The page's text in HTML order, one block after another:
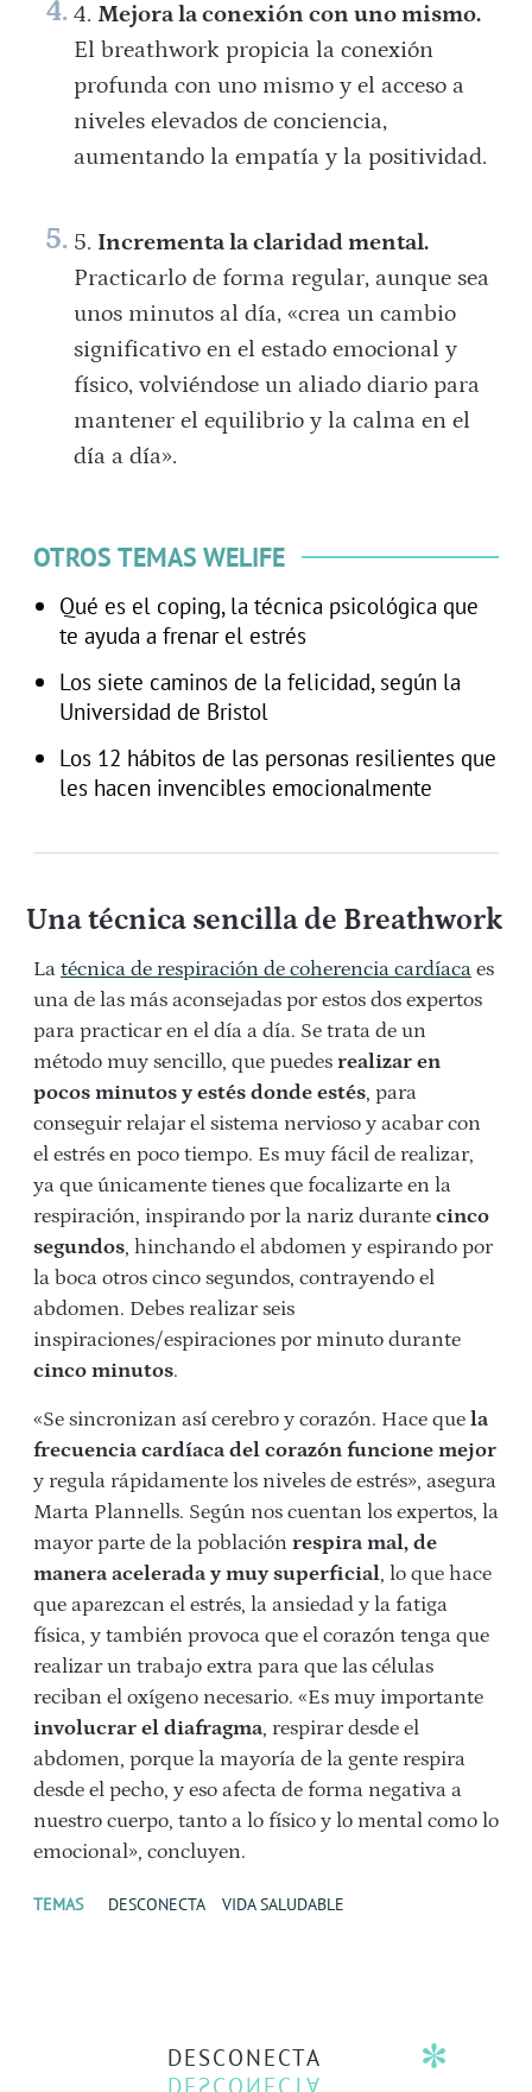
Mejora la conexión con uno mismo.
El breathwork propicia la conexión
profunda con uno mismo y el acceso a
niveles elevados de conciencia,
aumentando la empatía y la positividad.
Incrementa la claridad mental.
Practicarlo de forma regular, aunque sea
unos minutos al día, «crea un cambio
significativo en el estado emocional y
físico, volviéndose un aliado diario para
mantener el equilibrio y la calma en el
día a día».
OTROS TEMAS WELIFE
Qué es el coping, la técnica psicológica que
te ayuda a frenar el estrés
Los siete caminos de la felicidad, según la
Universidad de Bristol
Los 12 hábitos de las personas resilientes que
les hacen invencibles emocionalmente
Una técnica sencilla de Breathwork
La técnica de respiración de coherencia cardíaca es
una de las más aconsejadas por estos dos expertos
para practicar en el día a día. Se trata de un
método muy sencillo, que puedes realizar en
pocos minutos y estés donde estés, para
conseguir relajar el sistema nervioso y acabar con
el estrés en poco tiempo. Es muy fácil de realizar,
ya que únicamente tienes que focalizarte en la
respiración, inspirando por la nariz durante cinco
segundos, hinchando el abdomen y espirando por
la boca otros cinco segundos, contrayendo el
abdomen. Debes realizar seis
inspiraciones/espiraciones por minuto durante
cinco minutos.
«Se sincronizan así cerebro y corazón. Hace que la
frecuencia cardíaca del corazón funcione mejor
y regula rápidamente los niveles de estrés», asegura
Marta Plannells. Según nos cuentan los expertos, la
mayor parte de la población respira mal, de
manera acelerada y muy superficial, lo que hace
que aparezcan el estrés, la ansiedad y la fatiga
física, y también provoca que el corazón tenga que
realizar un trabajo extra para que las células
reciban el oxígeno necesario. «Es muy importante
involucrar el diafragma, respirar desde el
abdomen, porque la mayoría de la gente respira
desde el pecho, y eso afecta de forma negativa a
nuestro cuerpo, tanto a lo físico y lo mental como lo
emocional», concluyen.
TEMAS DESCONECTA VIDA SALUDABLE
DESCONECTA